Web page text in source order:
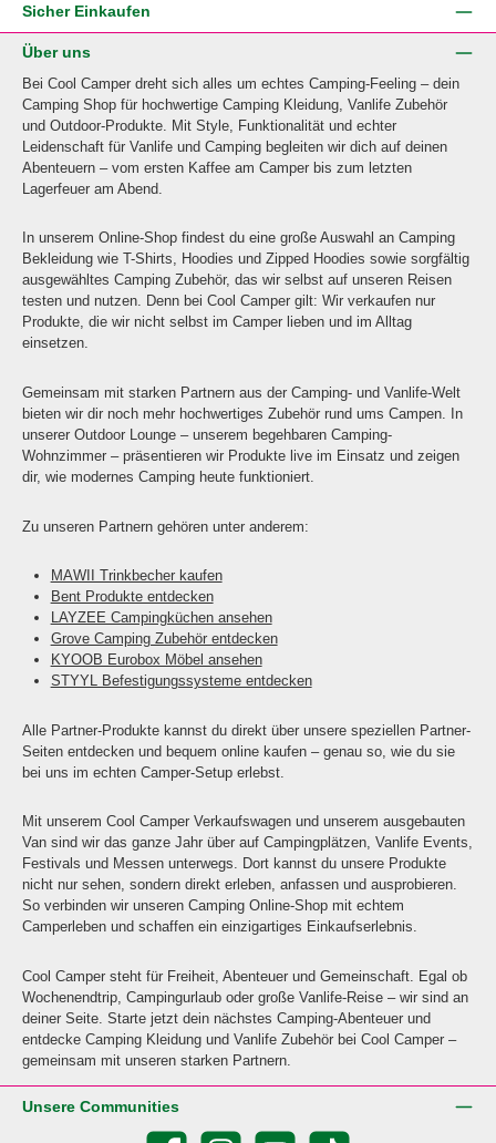
Sicher Einkaufen
Über uns
Bei Cool Camper dreht sich alles um echtes Camping-Feeling – dein
Camping Shop für hochwertige Camping Kleidung, Vanlife Zubehör
und Outdoor-Produkte. Mit Style, Funktionalität und echter
Leidenschaft für Vanlife und Camping begleiten wir dich auf deinen
Abenteuern – vom ersten Kaffee am Camper bis zum letzten
Lagerfeuer am Abend.
In unserem Online-Shop findest du eine große Auswahl an Camping
Bekleidung wie T-Shirts, Hoodies und Zipped Hoodies sowie sorgfältig
ausgewähltes Camping Zubehör, das wir selbst auf unseren Reisen
testen und nutzen. Denn bei Cool Camper gilt: Wir verkaufen nur
Produkte, die wir nicht selbst im Camper lieben und im Alltag
einsetzen.
Gemeinsam mit starken Partnern aus der Camping- und Vanlife-Welt
bieten wir dir noch mehr hochwertiges Zubehör rund ums Campen. In
unserer Outdoor Lounge – unserem begehbaren Camping-
Wohnzimmer – präsentieren wir Produkte live im Einsatz und zeigen
dir, wie modernes Camping heute funktioniert.
Zu unseren Partnern gehören unter anderem:
MAWII Trinkbecher kaufen
Bent Produkte entdecken
LAYZEE Campingküchen ansehen
Grove Camping Zubehör entdecken
KYOOB Eurobox Möbel ansehen
STYYL Befestigungssysteme entdecken
Alle Partner-Produkte kannst du direkt über unsere speziellen Partner-
Seiten entdecken und bequem online kaufen – genau so, wie du sie
bei uns im echten Camper-Setup erlebst.
Mit unserem Cool Camper Verkaufswagen und unserem ausgebauten
Van sind wir das ganze Jahr über auf Campingplätzen, Vanlife Events,
Festivals und Messen unterwegs. Dort kannst du unsere Produkte
nicht nur sehen, sondern direkt erleben, anfassen und ausprobieren.
So verbinden wir unseren Camping Online-Shop mit echtem
Camperleben und schaffen ein einzigartiges Einkaufserlebnis.
Cool Camper steht für Freiheit, Abenteuer und Gemeinschaft. Egal ob
Wochenendtrip, Campingurlaub oder große Vanlife-Reise – wir sind an
deiner Seite. Starte jetzt dein nächstes Camping-Abenteuer und
entdecke Camping Kleidung und Vanlife Zubehör bei Cool Camper –
gemeinsam mit unseren starken Partnern.
Unsere Communities